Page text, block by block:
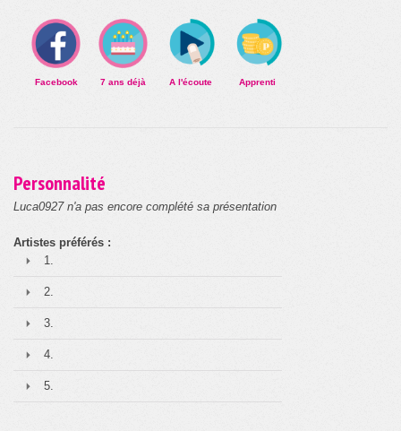
Facebook 7 ans déjà A l'écoute Apprenti
Personnalité
Luca0927 n'a pas encore complété sa présentation
Artistes préférés :
1.
2.
3.
4.
5.